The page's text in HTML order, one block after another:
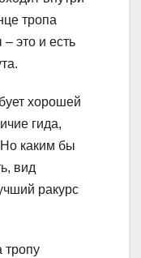
тропа
это и есть
хорошей
гида,
Но каким бы
вид
ракурс
тропу